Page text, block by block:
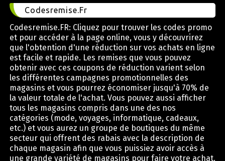
Codesremise.Fr
Codesremise.FR: Cliquez pour trouver les codes promo
et pour accéder à la page online, vous y découvrirez
que l'obtention d'une réduction sur vos achats en ligne
est facile et rapide. Les remises que vous pouvez
obtenir avec ces coupons de réduction varient selon
les différentes campagnes promotionnelles des
magasins et vous pourrez économiser jusqu'à 70% de
la valeur totale de l'achat. Vous pouvez aussi afficher
tous les magasins compris dans une des nos
catégories (mode, voyages, informatique, cadeaux,
etc.) et vous aurez un groupe de boutiques du même
secteur qui offrent des rabais avec la description de
chaque magasin afin que vous puissiez avoir accès à
une grande variété de magasins pour faire votre achat.